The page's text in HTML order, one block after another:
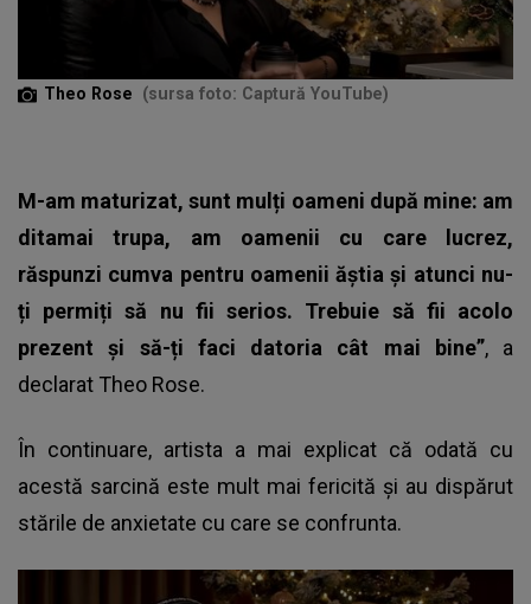
Theo Rose (sursa foto: Captură YouTube)
M-am maturizat, sunt mulți oameni după mine: am
ditamai trupa, am oamenii cu care lucrez,
răspunzi cumva pentru oamenii ăștia și atunci nu-
ți permiți să nu fii serios. Trebuie să fii acolo
prezent și să-ți faci datoria cât mai bine”, a
declarat Theo Rose.
În continuare, artista a mai explicat că odată cu
acestă sarcină este mult mai fericită și au dispărut
stările de anxietate cu care se confrunta.